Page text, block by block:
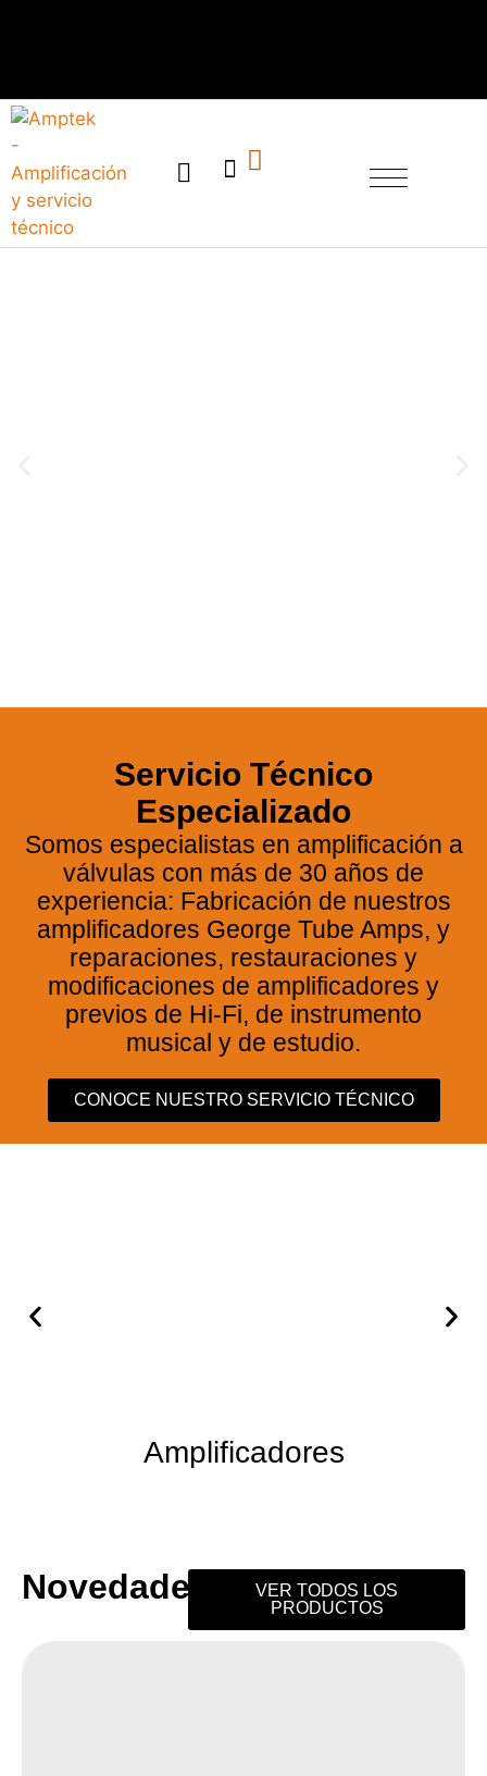
25 Aniversario de
nuestro clásico de Alta
Fidelidad
VER GEORGE GTA-40
Servicio Técnico
Especializado
Somos especialistas en amplificación a
válvulas con más de 30 años de
experiencia: Fabricación de nuestros
amplificadores George Tube Amps, y
reparaciones, restauraciones y
modificaciones de amplificadores y
previos de Hi-Fi, de instrumento
musical y de estudio.
CONOCE NUESTRO SERVICIO TÉCNICO
Amplificadores
Novedades
VER TODOS LOS
PRODUCTOS